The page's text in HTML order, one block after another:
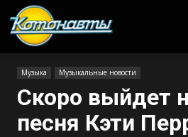
Музыка Музыкальные новости
Скоро выйдет
песня Кэти